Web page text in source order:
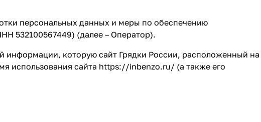
персональных данных и меры по обеспечению
532100567449) (далее – Оператор).
информации, которую сайт Грядки России, расположенный на
использования сайта https://inbenzo.ru/ (а также его